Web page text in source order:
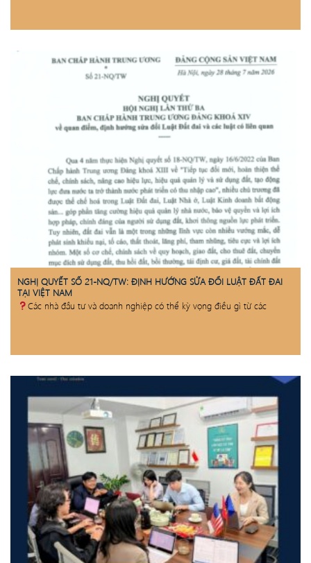
NGHỊ QUYẾT SỐ 21-NQ/TW: ĐỊNH HƯỚNG SỬA ĐỔI LUẬT ĐẤT ĐAI
TẠI VIỆT NAM
Các nhà đầu tư và doanh nghiệp có thể kỳ vọng điều gì từ các